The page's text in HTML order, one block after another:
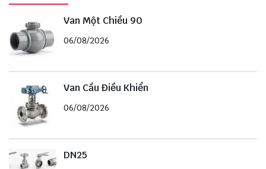
Van Một Chiều 90
06/08/2026
Van Cầu Điều Khiển
06/08/2026
DN25